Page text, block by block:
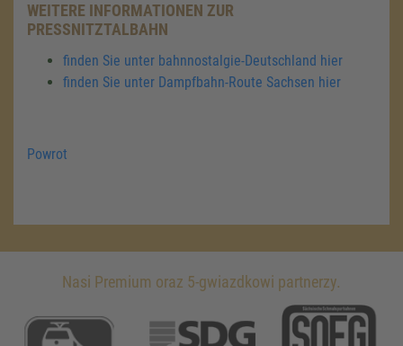
WEITERE INFORMATIONEN ZUR
PRESSNITZTALBAHN
finden Sie unter bahnnostalgie-Deutschland hier
finden Sie unter Dampfbahn-Route Sachsen hier
Powrot
Nasi Premium oraz 5-gwiazdkowi partnerzy.